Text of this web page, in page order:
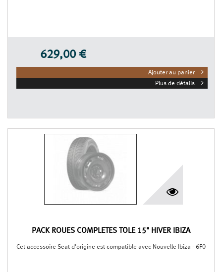
629,00 €
Ajouter au panier
Plus de détails
PACK ROUES COMPLÈTES TÔLE 15" HIVER IBIZA
Cet accessoire Seat d'origine est compatible avec Nouvelle Ibiza - 6F0